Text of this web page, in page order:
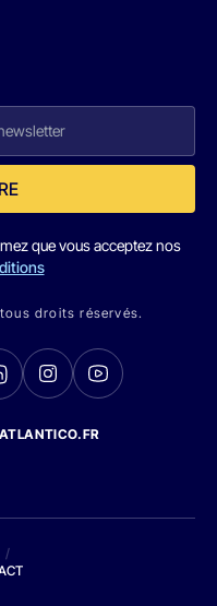
que vous acceptez nos
droits réservés.
/